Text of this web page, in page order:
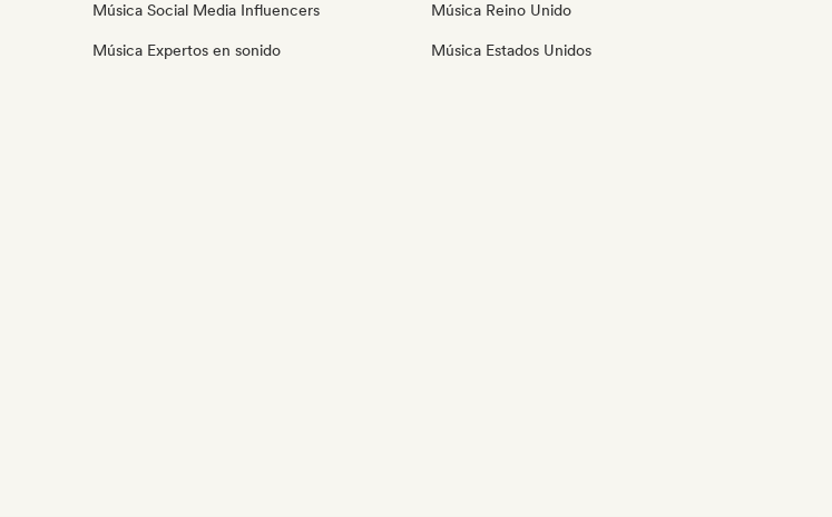
Música Social Media Influencers
Música Expertos en sonido
Música Reino Unido
Música Estados Unidos